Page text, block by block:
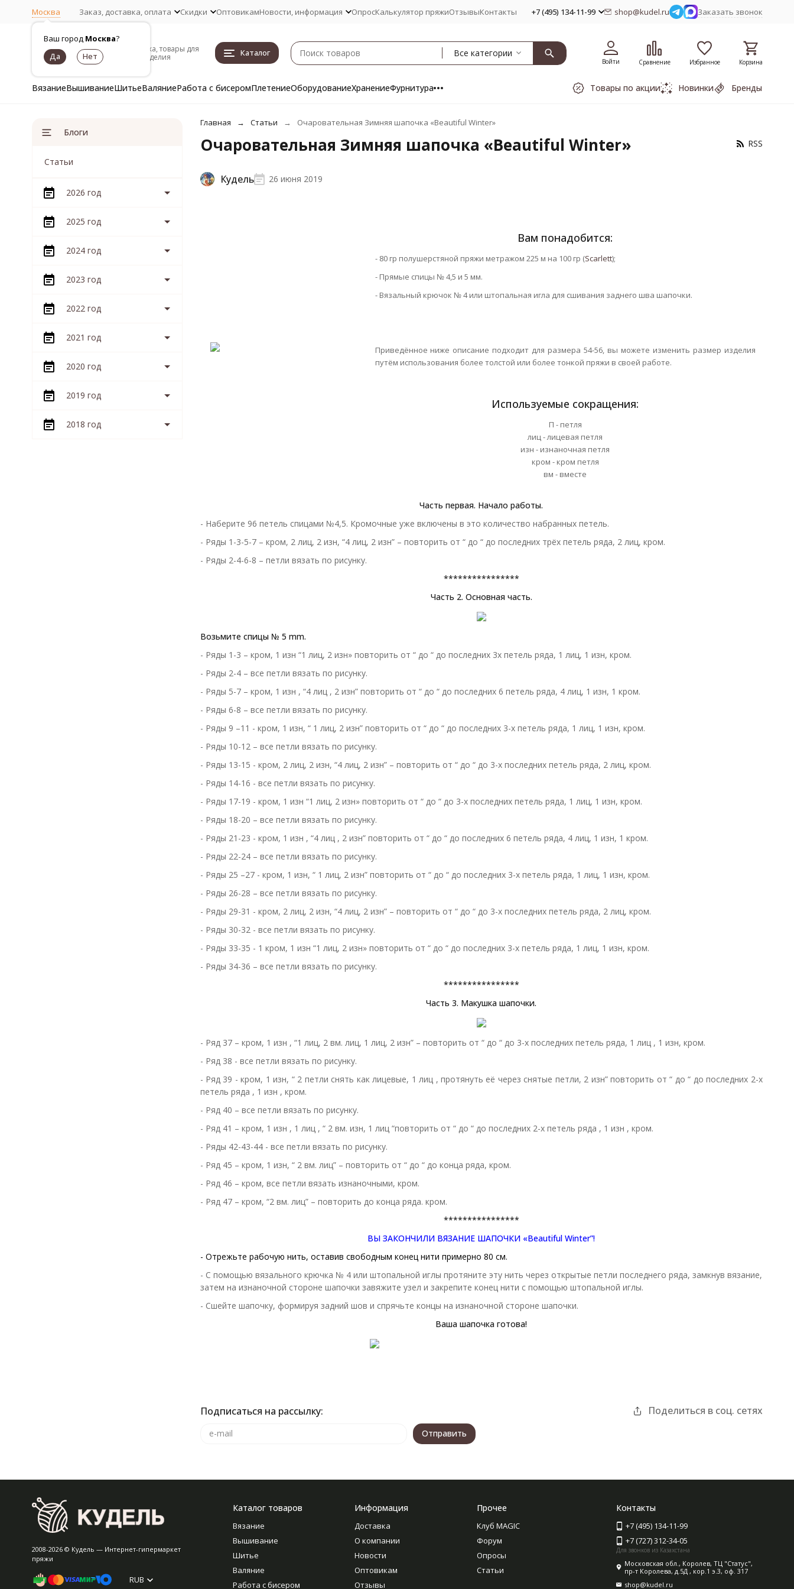
Москва
Ваш город Москва?
Заказ, доставка, оплата Скидки ОптовикамНовости, информация ОпросКалькулятор пряжиОтзывыКонтакты +7 (495) 134-11-99 shop@kudel.ru Заказать звонок
Пряжа, товары для
рукоделия
Каталог Все категории
Войти Сравнение Избранное Корзина
ВязаниеВышиваниеШитьеВаляниеРабота с бисеромПлетениеОборудованиеХранениеФурнитура Товары по акции Новинки Бренды
Главная Статьи Очаровательная Зимняя шапочка «Beautiful Winter»
Очаровательная Зимняя шапочка «Beautiful Winter» RSS
Кудель 26 июня 2019
Вам понадобится:
- 80 гр полушерстяной пряжи метражом 225 м на 100 гр (Scarlett);
- Прямые спицы № 4,5 и 5 мм.
- Вязальный крючок № 4 или штопальная игла для сшивания заднего шва шапочки.
Приведённое ниже описание подходит для размера 54-56, вы можете изменить размер изделия
путём использования более толстой или более тонкой пряжи в своей работе.
Используемые сокращения:
П - петля
лиц - лицевая петля
изн - изнаночная петля
кром - кром петля
вм - вместе
Часть первая. Начало работы.
- Наберите 96 петель спицами №4,5. Кромочные уже включены в это количество набранных петель.
- Ряды 1-3-5-7 – кром, 2 лиц, 2 изн, “4 лиц, 2 изн” – повторить от “ до “ до последних трёх петель ряда, 2 лиц, кром.
- Ряды 2-4-6-8 – петли вязать по рисунку.
****************
Часть 2. Основная часть.
Возьмите спицы № 5 mm.
- Ряды 1-3 – кром, 1 изн “1 лиц, 2 изн» повторить от “ до “ до последних 3х петель ряда, 1 лиц, 1 изн, кром.
- Ряды 2-4 – все петли вязать по рисунку.
- Ряды 5-7 – кром, 1 изн , “4 лиц , 2 изн” повторить от “ до “ до последних 6 петель ряда, 4 лиц, 1 изн, 1 кром.
- Ряды 6-8 – все петли вязать по рисунку.
- Ряды 9 –11 - кром, 1 изн, “ 1 лиц, 2 изн” повторить от “ до “ до последних 3-х петель ряда, 1 лиц, 1 изн, кром.
- Ряды 10-12 – все петли вязать по рисунку.
- Ряды 13-15 - кром, 2 лиц, 2 изн, “4 лиц, 2 изн” – повторить от “ до “ до 3-х последних петель ряда, 2 лиц, кром.
- Ряды 14-16 - все петли вязать по рисунку.
- Ряды 17-19 - кром, 1 изн “1 лиц, 2 изн» повторить от “ до “ до 3-х последних петель ряда, 1 лиц, 1 изн, кром.
- Ряды 18-20 – все петли вязать по рисунку.
- Ряды 21-23 - кром, 1 изн , “4 лиц , 2 изн” повторить от “ до “ до последних 6 петель ряда, 4 лиц, 1 изн, 1 кром.
- Ряды 22-24 – все петли вязать по рисунку.
- Ряды 25 –27 - кром, 1 изн, “ 1 лиц, 2 изн” повторить от “ до “ до последних 3-х петель ряда, 1 лиц, 1 изн, кром.
- Ряды 26-28 – все петли вязать по рисунку.
- Ряды 29-31 - кром, 2 лиц, 2 изн, “4 лиц, 2 изн” – повторить от “ до “ до 3-х последних петель ряда, 2 лиц, кром.
- Ряды 30-32 - все петли вязать по рисунку.
- Ряды 33-35 - 1 кром, 1 изн “1 лиц, 2 изн» повторить от “ до “ до последних 3-х петель ряда, 1 лиц, 1 изн, кром.
- Ряды 34-36 – все петли вязать по рисунку.
****************
Часть 3. Макушка шапочки.
- Ряд 37 – кром, 1 изн , “1 лиц, 2 вм. лиц, 1 лиц, 2 изн” – повторить от “ до “ до 3-х последних петель ряда, 1 лиц , 1 изн, кром.
- Ряд 38 - все петли вязать по рисунку.
- Ряд 39 - кром, 1 изн, “ 2 петли снять как лицевые, 1 лиц , протянуть её через снятые петли, 2 изн” повторить от “ до “ до последних 2-х
петель ряда , 1 изн , кром.
- Ряд 40 – все петли вязать по рисунку.
- Ряд 41 – кром, 1 изн , 1 лиц , “ 2 вм. изн, 1 лиц “повторить от “ до “ до последних 2-х петель ряда , 1 изн , кром.
- Ряды 42-43-44 - все петли вязать по рисунку.
- Ряд 45 – кром, 1 изн, “ 2 вм. лиц” – повторить от “ до “ до конца ряда, кром.
- Ряд 46 – кром, все петли вязать изнаночными, кром.
- Ряд 47 – кром, “2 вм. лиц” – повторить до конца ряда. кром.
****************
ВЫ ЗАКОНЧИЛИ ВЯЗАНИЕ ШАПОЧКИ «Beautiful Winter”!
- Отрежьте рабочую нить, оставив свободным конец нити примерно 80 см.
- С помощью вязального крючка № 4 или штопальной иглы протяните эту нить через открытые петли последнего ряда, замкнув вязание,
затем на изнаночной стороне шапочки завяжите узел и закрепите конец нити с помощью штопальной иглы.
- Сшейте шапочку, формируя задний шов и спрячьте концы на изнаночной стороне шапочки.
Ваша шапочка готова!
Подписаться на рассылку: Поделиться в соц. сетях
Блоги
Статьи
2026 год
2025 год
2024 год
2023 год
2022 год
2021 год
2020 год
2019 год
2018 год
2008-2026 © Кудель — Интернет-гипермаркет
пряжи
RUB
Каталог товаров
Вязание
Вышивание
Шитье
Валяние
Работа с бисером
Информация
Доставка
О компании
Новости
Оптовикам
Отзывы
Прочее
Клуб MAGIC
Форум
Опросы
Статьи
Контакты
+7 (495) 134-11-99
+7 (727) 312-34-05
Для звонков из Казахстана
Московская обл., Королев, ТЦ "Статус",
пр-т Королева, д.5Д , кор.1 э.3, оф. 317
shop@kudel.ru